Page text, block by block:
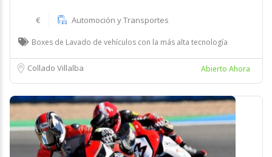
€ Automoción y Transportes
Boxes de Lavado de vehículos con la más alta tecnología
Collado Villalba Abierto Ahora